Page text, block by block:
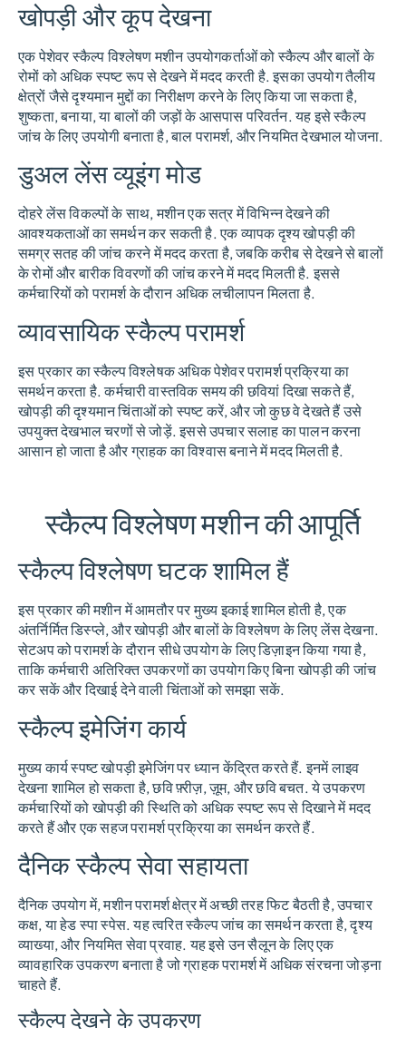
खोपड़ी और कूप देखना
एक पेशेवर स्कैल्प विश्लेषण मशीन उपयोगकर्ताओं को स्कैल्प और बालों के
रोमों को अधिक स्पष्ट रूप से देखने में मदद करती है. इसका उपयोग तैलीय
क्षेत्रों जैसे दृश्यमान मुद्दों का निरीक्षण करने के लिए किया जा सकता है,
शुष्कता, बनाया, या बालों की जड़ों के आसपास परिवर्तन. यह इसे स्कैल्प
जांच के लिए उपयोगी बनाता है, बाल परामर्श, और नियमित देखभाल योजना.
डुअल लेंस व्यूइंग मोड
दोहरे लेंस विकल्पों के साथ, मशीन एक सत्र में विभिन्न देखने की
आवश्यकताओं का समर्थन कर सकती है. एक व्यापक दृश्य खोपड़ी की
समग्र सतह की जांच करने में मदद करता है, जबकि करीब से देखने से बालों
के रोमों और बारीक विवरणों की जांच करने में मदद मिलती है. इससे
कर्मचारियों को परामर्श के दौरान अधिक लचीलापन मिलता है.
व्यावसायिक स्कैल्प परामर्श
इस प्रकार का स्कैल्प विश्लेषक अधिक पेशेवर परामर्श प्रक्रिया का
समर्थन करता है. कर्मचारी वास्तविक समय की छवियां दिखा सकते हैं,
खोपड़ी की दृश्यमान चिंताओं को स्पष्ट करें, और जो कुछ वे देखते हैं उसे
उपयुक्त देखभाल चरणों से जोड़ें. इससे उपचार सलाह का पालन करना
आसान हो जाता है और ग्राहक का विश्वास बनाने में मदद मिलती है.
स्कैल्प विश्लेषण मशीन की आपूर्ति
स्कैल्प विश्लेषण घटक शामिल हैं
इस प्रकार की मशीन में आमतौर पर मुख्य इकाई शामिल होती है, एक
अंतर्निर्मित डिस्प्ले, और खोपड़ी और बालों के विश्लेषण के लिए लेंस देखना.
सेटअप को परामर्श के दौरान सीधे उपयोग के लिए डिज़ाइन किया गया है,
ताकि कर्मचारी अतिरिक्त उपकरणों का उपयोग किए बिना खोपड़ी की जांच
कर सकें और दिखाई देने वाली चिंताओं को समझा सकें.
स्कैल्प इमेजिंग कार्य
मुख्य कार्य स्पष्ट खोपड़ी इमेजिंग पर ध्यान केंद्रित करते हैं. इनमें लाइव
देखना शामिल हो सकता है, छवि फ़्रीज़, ज़ूम, और छवि बचत. ये उपकरण
कर्मचारियों को खोपड़ी की स्थिति को अधिक स्पष्ट रूप से दिखाने में मदद
करते हैं और एक सहज परामर्श प्रक्रिया का समर्थन करते हैं.
दैनिक स्कैल्प सेवा सहायता
दैनिक उपयोग में, मशीन परामर्श क्षेत्र में अच्छी तरह फिट बैठती है, उपचार
कक्ष, या हेड स्पा स्पेस. यह त्वरित स्कैल्प जांच का समर्थन करता है, दृश्य
व्याख्या, और नियमित सेवा प्रवाह. यह इसे उन सैलून के लिए एक
व्यावहारिक उपकरण बनाता है जो ग्राहक परामर्श में अधिक संरचना जोड़ना
चाहते हैं.
स्कैल्प देखने के उपकरण